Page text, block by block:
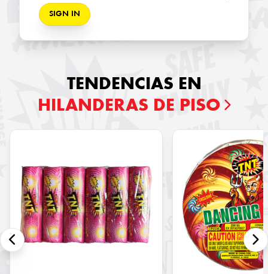
SIGN IN
TENDENCIAS EN
HILANDERAS DE PISO